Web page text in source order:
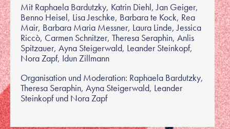
Mit Raphaela Bardutzky, Katrin Diehl, Jan Geiger,
Benno Heisel, Lisa Jeschke, Barbara te Kock, Rea
Mair, Barbara Maria Messner, Laura Linde, Jessica
Riccò, Carmen Schnitzer, Theresa Seraphin, Anlis
Spitzauer, Ayna Steigerwald, Leander Steinkopf,
Nora Zapf, Idun Zillmann
Organisation und Moderation: Raphaela Bardutzky,
Theresa Seraphin, Ayna Steigerwald, Leander
Steinkopf und Nora Zapf